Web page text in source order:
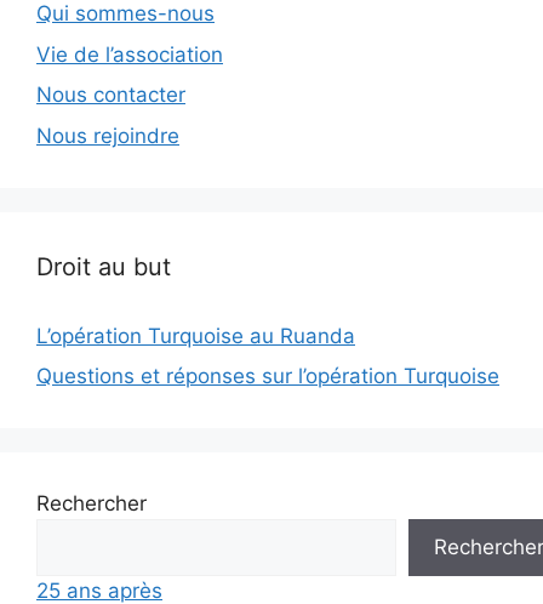
Qui sommes-nous
Vie de l’association
Nous contacter
Nous rejoindre
Droit au but
L’opération Turquoise au Ruanda
Questions et réponses sur l’opération Turquoise
Rechercher
Rechercher
25 ans après